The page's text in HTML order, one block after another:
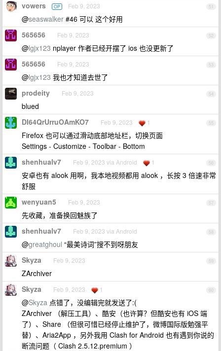
51
vowers OP Feb 9, 2023
@seaswalker #46 可以 这个好用
52
565656 Feb 9, 2023
@lgjx123 nplayer 作者已经开摆了 ios 也没更新了
53
565656 Feb 9, 2023
@lgjx123 我也才知道去世了
54
prodeity Feb 9, 2023
blued
55
DI64QrUrruOAmKO7 Feb 9, 2023 1
Firefox 也可以通过滑动底部地址栏，切换页面
Settings - Customize - Toolbar - Bottom
56
shenhualv7 Feb 9, 2023 via Android 1
安卓也有 alook 用啊，我本地视频都用 alook ，长按 3 倍速非常
舒服
57
wenyuan5 Feb 9, 2023
先收藏，准备换回魅族了
58
shenhualv7 Feb 9, 2023 via Android
@greatghoul “最美诗词”搜不到呀朋友
59
Skyza Feb 9, 2023
ZArchiver
60
Skyza Feb 9, 2023 1
@Skyza 点错了，没编辑完就发送了:(
ZArchiver （解压工具）、酷安（也许算？但酷安也有 iOS 端
了）、Share （但很可惜已经停止维护了，微博国际版勉强平
替）、Aria2App ，另外我用 Clash for Android 也有遇到你说的
断流问题（ Clash 2.5.12.premium ）